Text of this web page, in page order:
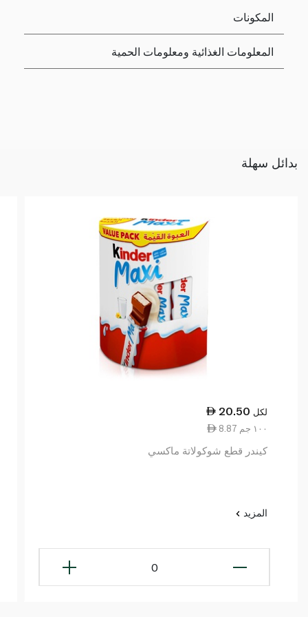
المكونات
المعلومات الغذائية ومعلومات الحمية
بدائل سهلة
20.50 لكل
8.87 ١٠٠ جم
كيندر قطع شوكولاتة ماكسي
المزيد
0